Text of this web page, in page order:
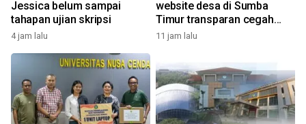
Jessica belum sampai
tahapan ujian skripsi
4 jam lalu
website desa di Sumba
Timur transparan cegah
korupsi Dana Desa
11 jam lalu